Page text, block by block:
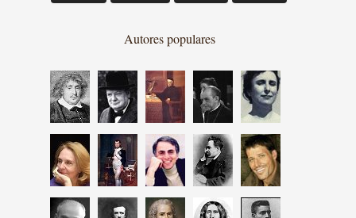
Autores populares